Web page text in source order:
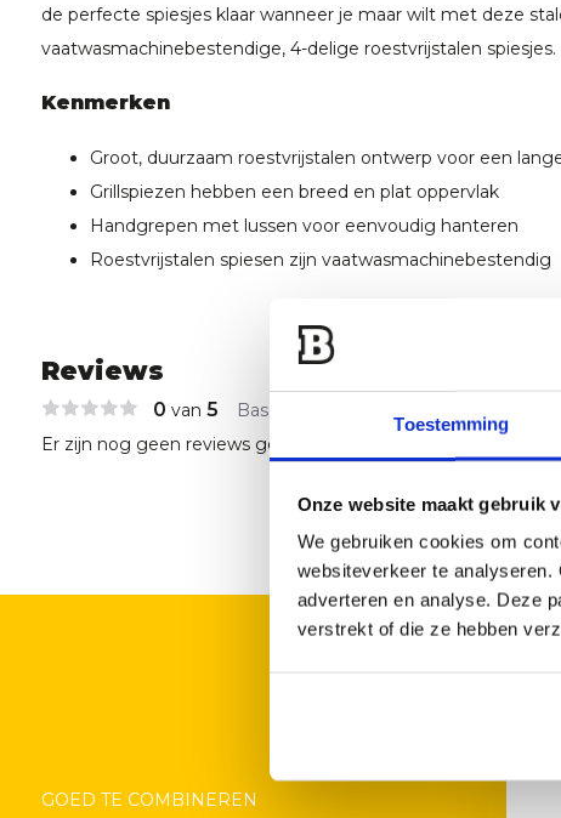
Toestemming
Onze website maakt gebruik
We gebruiken cookies om
websiteverkeer te
adverteren en analyse. Deze
verstrekt of die ze hebben
de perfecte spiesjes klaar wanneer je maar wilt met deze
vaatwasmachinebestendige, 4-delige roestvrijstalen spiesjes.
Kenmerken
Groot, duurzaam roestvrijstalen ontwerp voor een
Grillspiezen hebben een breed en plat oppervlak
Handgrepen met lussen voor eenvoudig hanteren
Roestvrijstalen spiesen zijn vaatwasmachinebestendig
Reviews
0 van 5 Based on 0 reviews
Er zijn nog geen reviews geschreven over dit product..
GOED TE COMBINEREN